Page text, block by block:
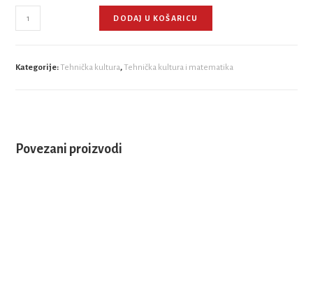
DODAJ U KOŠARICU
Kategorije: Tehnička kultura, Tehnička kultura i matematika
Povezani proizvodi